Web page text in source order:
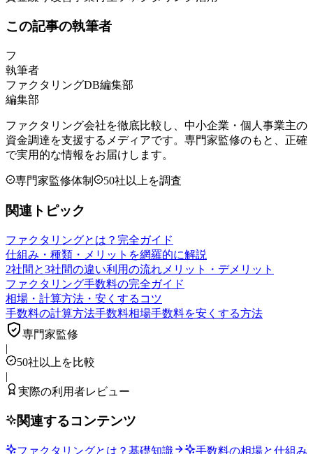
この記事の執筆者
フ
執筆者
ファクタリングDB編集部
編集部
ファクタリング会社を徹底比較し、中小企業・個人事業主の
資金調達を支援するメディアです。専門家監修のもと、正確
で実用的な情報をお届けします。
専門家監修体制 50社以上を調査
関連トピック
ファクタリングとは？完全ガイド
仕組み・種類・メリットを網羅的に解説
2社間と3社間の違い利用の流れ メリット・デメリット
ファクタリング手数料の完全ガイド
相場・計算方法・安くするコツ
手数料の計算方法手数料相場手数料を安くする方法
専門家監修
|
50社以上を比較
|
実際の利用者レビュー
関連するコンテンツ
ファクタリングとは？基礎知識 手数料の相場と仕組み